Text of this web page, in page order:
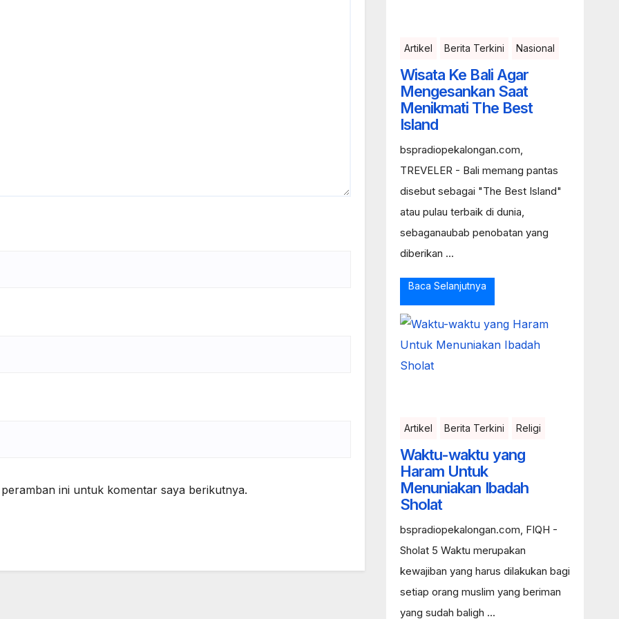
ini untuk komentar saya berikutnya.
Artikel Berita Terkini Nasional
Wisata Ke Bali Agar
Mengesankan Saat
Menikmati The Best
Island
bspradiopekalongan.com,
TREVELER - Bali memang pantas
disebut sebagai "The Best Island"
atau pulau terbaik di dunia,
sebaganaubab penobatan yang
diberikan ...
Baca Selanjutnya
Artikel Berita Terkini Religi
Waktu-waktu yang
Haram Untuk
Menuniakan Ibadah
Sholat
bspradiopekalongan.com, FIQH -
Sholat 5 Waktu merupakan
kewajiban yang harus dilakukan bagi
setiap orang muslim yang beriman
yang sudah baligh ...